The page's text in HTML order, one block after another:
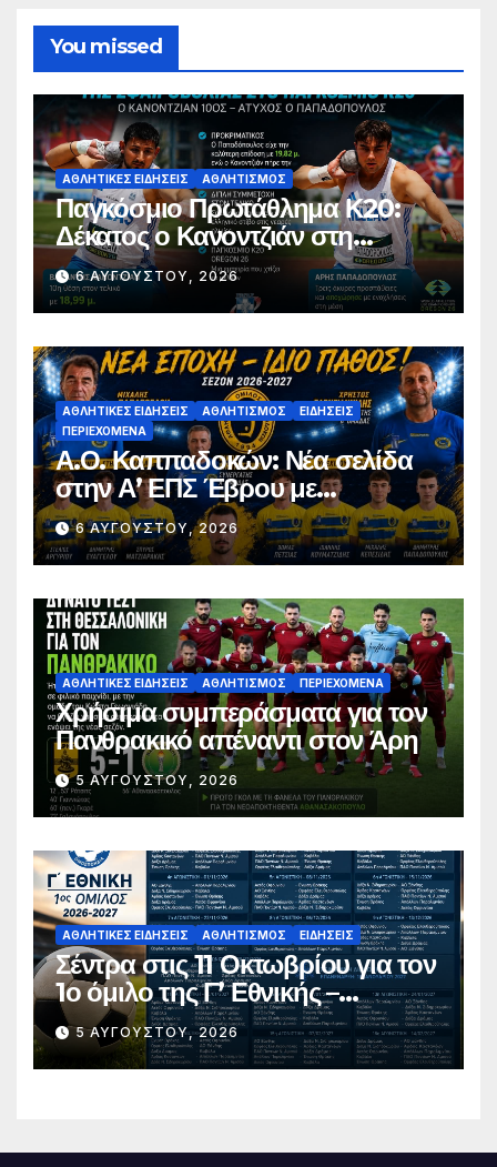
You missed
ΑΘΛΗΤΙΚΈΣ ΕΙΔΉΣΕΙΣ ΑΘΛΗΤΙΣΜΌΣ
Παγκόσμιο Πρωτάθλημα Κ20:
Δέκατος ο Κανοντζιάν στη
σφαιροβολία – Άτυχος ο
Παπαδόπουλος στον τελικό
6 ΑΥΓΟΎΣΤΟΥ, 2026
ΑΘΛΗΤΙΚΈΣ ΕΙΔΉΣΕΙΣ ΑΘΛΗΤΙΣΜΌΣ
ΕΙΔΉΣΕΙΣ
ΠΕΡΙΕΧΌΜΕΝΑ
Α.Ο. Καππαδοκών: Νέα σελίδα
στην Α’ ΕΠΣ Έβρου με
φιλοδοξίες, σταθερότητα και
επένδυση στη νέα γενιά
6 ΑΥΓΟΎΣΤΟΥ, 2026
ΑΘΛΗΤΙΚΈΣ ΕΙΔΉΣΕΙΣ ΑΘΛΗΤΙΣΜΌΣ ΠΕΡΙΕΧΌΜΕΝΑ
Χρήσιμα συμπεράσματα για τον
Πανθρακικό απέναντι στον Άρη
5 ΑΥΓΟΎΣΤΟΥ, 2026
ΑΘΛΗΤΙΚΈΣ ΕΙΔΉΣΕΙΣ ΑΘΛΗΤΙΣΜΌΣ ΕΙΔΉΣΕΙΣ
Σέντρα στις 11 Οκτωβρίου για τον
1ο όμιλο της Γ’ Εθνικής –
Ανακοινώθηκε το πλήρες
πρόγραμμα
5 ΑΥΓΟΎΣΤΟΥ, 2026